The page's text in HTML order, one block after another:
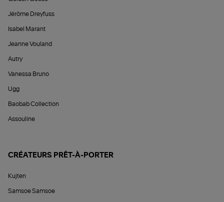
Jérôme Dreyfuss
Isabel Marant
Jeanne Vouland
Autry
Vanessa Bruno
Ugg
Baobab Collection
Assouline
CRÉATEURS PRÊT-À-PORTER
Kujten
Samsoe Samsoe